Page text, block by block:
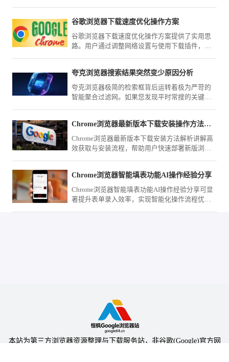
谷歌浏览器下载速度优化操作方案
谷歌浏览器下载速度优化操作方案提供了实用思
路。用户通过调整网络设置与使用下载插件，可
夸克浏览器搜索结果突然变少原因分析
夸克浏览器极简的检索框背后运转着极为严苛的
智能聚合过滤网。如果您发现平时常搜的关键词
识别算法的判定边界，并分享能够打破信息孤岛
的高级检索重构策略。
Chrome浏览器最新版本下载安装操作方法解析
Chrome浏览器最新版本下载安装方法解析讲解高
效获取与安装流程，帮助用户快速部署新版浏览
Chrome浏览器智能填表功能AI操作经验分享
Chrome浏览器智能填表功能AI操作经验分享可显
著提升表单录入效率，实现智能化操作流程优
本站为第三方浏览器资源整理与下载服务站，非谷歌(Google)官方网